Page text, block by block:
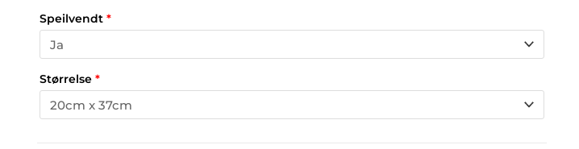
Speilvendt *
Størrelse *